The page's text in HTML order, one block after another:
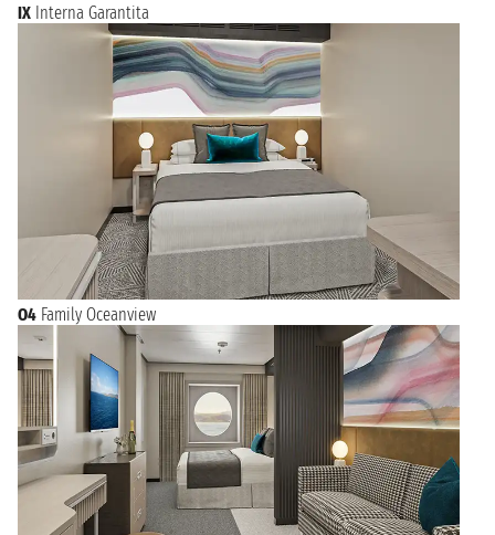
IX Interna Garantita
O4 Family Oceanview